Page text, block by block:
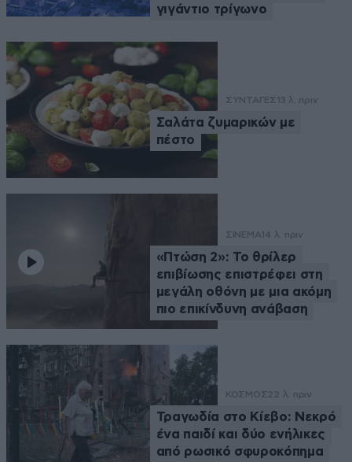
γιγάντιο τρίγωνο
ΣΥΝΤΑΓΕΣ 13 λ. πριν
Σαλάτα ζυμαρικών με
πέστο
ΣΙΝΕΜΑ 14 λ. πριν
«Πτώση 2»: Το θρίλερ
επιβίωσης επιστρέφει στη
μεγάλη οθόνη με μια ακόμη
πιο επικίνδυνη ανάβαση
ΚΟΣΜΟΣ22 λ. πριν
Τραγωδία στο Κίεβο: Νεκρό
ένα παιδί και δύο ενήλικες
από ρωσικό σφυροκόπημα